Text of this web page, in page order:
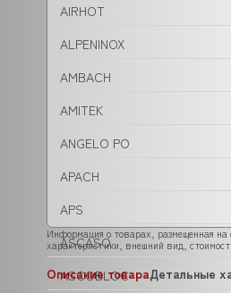
AIRHOT
ALPENINOX
AMBACH
AMITEK
ANGELO PO
APACH
APS
ASCASO
ASCOBLOC
Информация о товарах, размещенная на
характеристики, внешний вид,
Описание товараДетальные